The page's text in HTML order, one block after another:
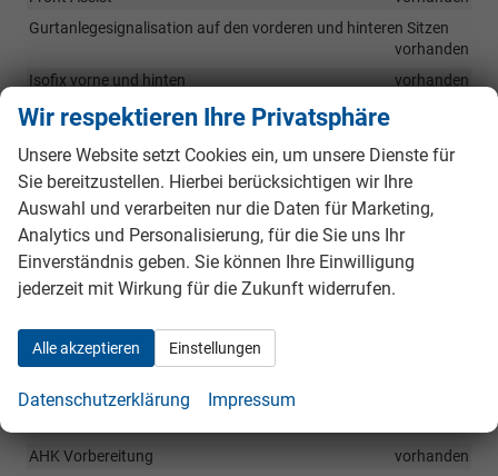
Gurtanlegesignalisation auf den vorderen und hinteren Sitzen
vorhanden
Isofix vorne und hinten
vorhanden
Kopfairbags
Mittel Airbag vorne
Müdigkeitserkennung
vorhanden
Seitenairbags vorne
vorhanden
Side Assist
vorhanden
Traffic sign recognition - Verkehrszeichenerkennung
Tyre Fit
ESC + ABS + MSR + ASR + EDS + HBA + XDS
AHK Vorbereitung
vorhanden
Wir respektieren Ihre Privatsphäre
Unsere Website setzt Cookies ein, um unsere Dienste für
Sie bereitzustellen. Hierbei berücksichtigen wir Ihre
Auswahl und verarbeiten nur die Daten für Marketing,
Analytics und Personalisierung, für die Sie uns Ihr
Einverständnis geben. Sie können Ihre Einwilligung
jederzeit mit Wirkung für die Zukunft widerrufen.
Alle akzeptieren Einstellungen
Datenschutzerklärung Impressum